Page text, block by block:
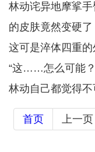
林动诧异地摩挲
的皮肤竟然变硬了
这可是淬体四重的
“这……怎么可能
林动自己都觉得不
首页 上一页